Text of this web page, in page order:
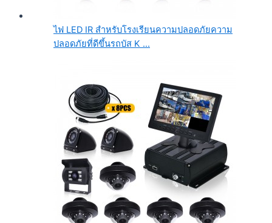
ไฟ LED IR สำหรับโรงเรียนความปลอดภัยความ
ปลอดภัยที่ดีขึ้นรถบัส K ...